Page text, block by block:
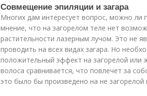
Совмещение эпиляции и загара
Многих дам интересует вопрос, можно ли
мнение, что на загорелом теле нет
растительности лазерным лучом. Это не
проводить на всех видах загара. Но
положительный эффект на загорелой или
волоса сравнивается, что повлечет за
это было бы произведено на не загорелой